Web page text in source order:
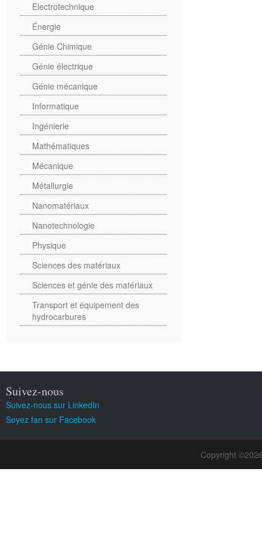
Electrotechnique
Énergie
Génie Chimique
Génie électrique
Génie mécanique
Informatique
Ingénierie
Mathématiques
Mécanique
Métallurgie
Nanomatériaux
Nanotechnologie
Physique
Sciences des matériaux
Sciences et génie des matériaux
Transport et équipement des
hydrocarbures
Suivez-nous
Suivez-nous sur LinkedIn
Soyez fan sur Facebook
Copyright